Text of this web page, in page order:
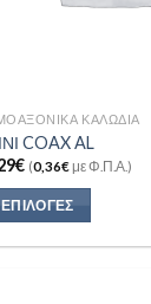
ΚΑΛΏΔΙΑ
COAX AL
€ (0,36€με Φ.Π.Α.)
ΕΠΙΛΟΓΈΣ